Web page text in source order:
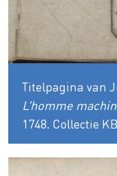
Titelpagina van
L’homme
1748. Collectie